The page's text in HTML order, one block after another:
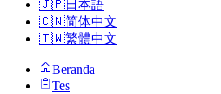
🇯🇵日本語
🇨🇳简体中文
🇹🇼繁體中文
Beranda
Tes